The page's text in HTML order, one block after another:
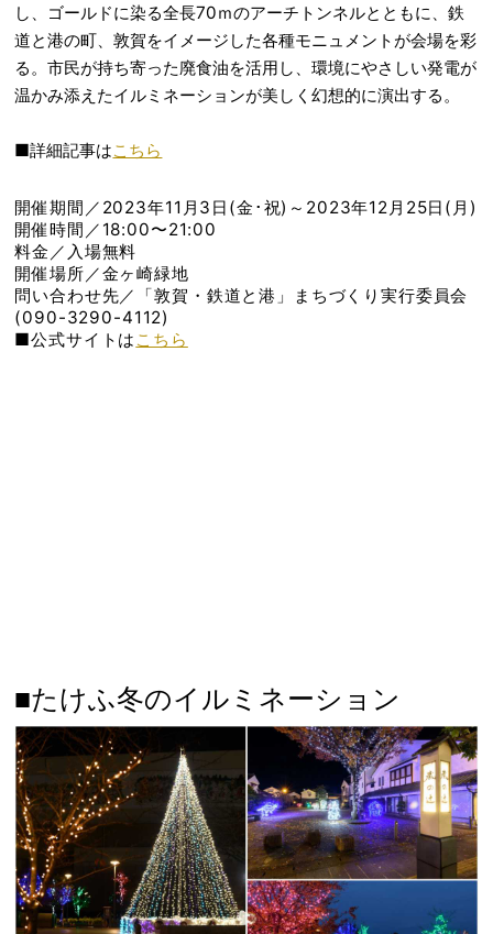
し、ゴールドに染る全長70ｍのアーチトンネルとともに、鉄
道と港の町、敦賀をイメージした各種モニュメントが会場を彩
る。市民が持ち寄った廃食油を活用し、環境にやさしい発電が
温かみ添えたイルミネーションが美しく幻想的に演出する。
■詳細記事はこちら
開催期間／2023年11月3日(金･祝)～2023年12月25日(月)
開催時間／18:00〜21:00
料金／入場無料
開催場所／金ヶ崎緑地
問い合わせ先／「敦賀・鉄道と港」まちづくり実行委員会
(090-3290-4112)
■公式サイトは こちら
■たけふ冬のイルミネーション